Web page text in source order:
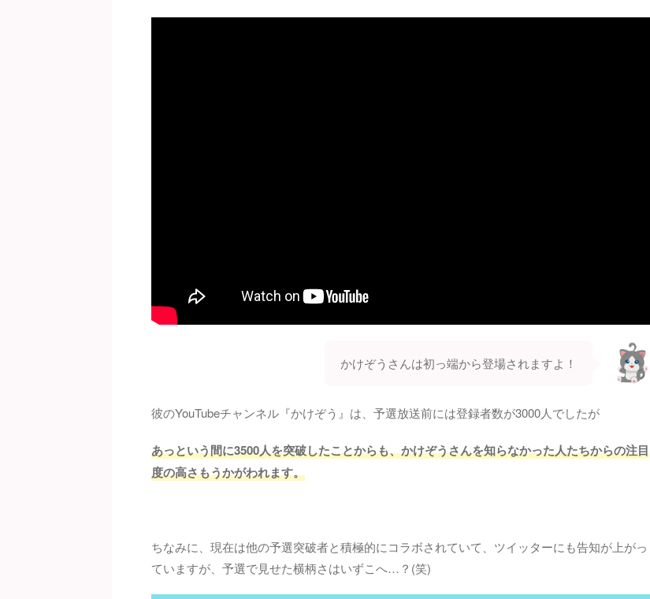
かけぞうさんは初っ端から登場されますよ！
彼のYouTubeチャンネル『かけぞう』は、予選放送前には登録者数が3000人でしたが
あっという間に3500人を突破したことからも、かけぞうさんを知らなかった人たちからの注目
度の高さもうかがわれます。
ちなみに、現在は他の予選突破者と積極的にコラボされていて、ツイッターにも告知が上がっ
ていますが、予選で見せた横柄さはいずこへ…？(笑)